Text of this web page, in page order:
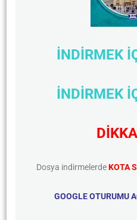
İNDİRMEK
İNDİRMEK
Dosya indirmelerdeKOTA
GOOGLE OTURUMU